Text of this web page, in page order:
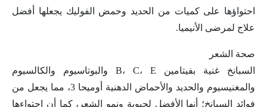
احتواؤها على كميات من الحديد وحمض الفوليك يجعلها أفضل
علاج لمرضى الأنيميا.
صحة الشعر
السبانخ غنية بفيتامين B، C، E والبوتاسيوم والكالسيوم
والمغنيسيوم والحديد والأحماض الدهنية أوميحا 3، مما يجعل من
فوائد السبانخ؛ أنها الأفضل لحيوية ونمو الشعر، كما أن احتواءها